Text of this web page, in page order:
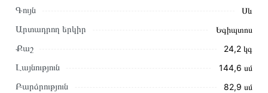
Գույն Սև
Արտադրող երկիր Եգիպտոս
Քաշ 24,2 կգ
Լայնություն 144,6 սմ
Բարձրություն 82,9 սմ